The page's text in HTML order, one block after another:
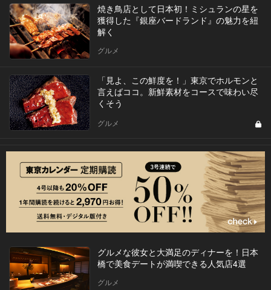
焼き鳥店として日本初！ミシュランの星を
獲得した『銀座バードランド』の魅力を紐
解く
グルメ
「見よ、この鮮度を！」東京でホルモンと
言えばココ。新鮮素材をコースで味わい尽
くそう
グルメ
グルメな彼女と大満足のディナーを！日本
橋で美食デートが満喫できる人気店4選
グルメ